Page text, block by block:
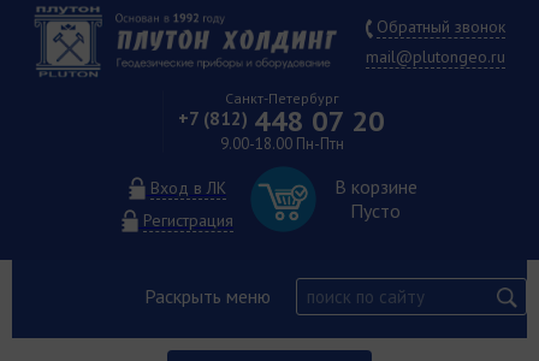
Обратный звонок
mail@plutongeo.ru
Санкт-Петербург
+7 (812) 448 07 20
9.00-18.00 Пн-Птн
Вход в ЛК
Регистрация
В корзине
Пусто
Раскрыть меню